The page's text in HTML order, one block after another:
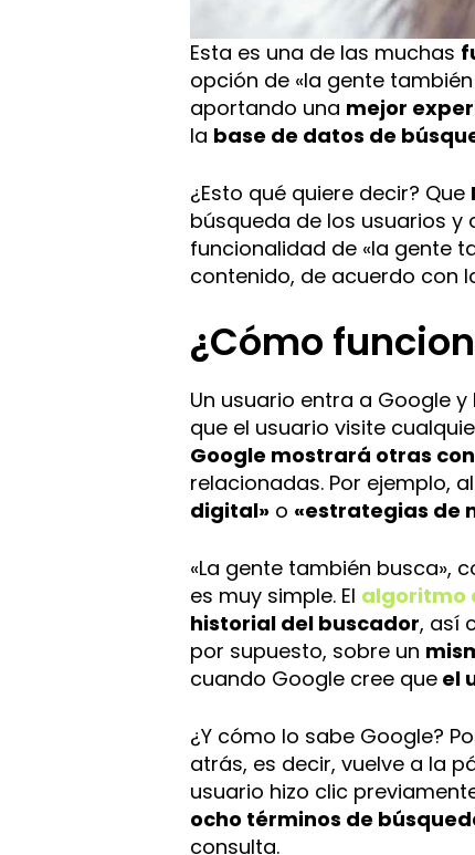
Esta es una de las muchas
opción de «la gente
aportando una mejor
la base de datos de
¿Esto qué quiere decir? Que
búsqueda de los usuarios y
funcionalidad de «la gente
contenido, de acuerdo con
¿Cómo
Un usuario entra a Google
que el usuario visite
Google mostrará otras
relacionadas. Por ejemplo,
digital» o «estrategias de
«La gente también busca»,
es muy simple. El algoritmo
historial del buscador, así
por supuesto, sobre un
cuando Google cree que el
¿Y cómo lo sabe Google?
atrás, es decir, vuelve a la
usuario hizo clic
ocho términos de
consulta.